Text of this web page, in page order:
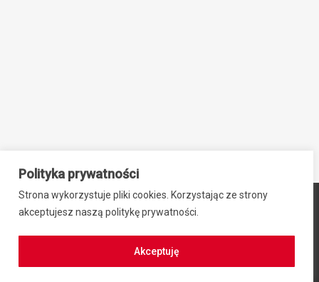
Polityka prywatności
Strona wykorzystuje pliki cookies. Korzystając ze strony
akceptujesz naszą politykę prywatności.
Akceptuję
© 2024 ZIB-EK PRZEMYSŁAW SIEBNER, ul. Stefana Okrzei 2,